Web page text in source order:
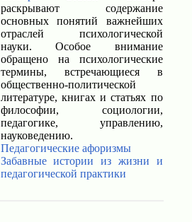
раскрывают содержание
основных понятий важнейших
отраслей психологической
науки. Особое внимание
обращено на психологические
термины, встречающиеся в
общественно-политической
литературе, книгах и статьях по
философии, социологии,
педагогике, управлению,
науковедению.
Педагогические афоризмы
Забавные истории из жизни и
педагогической практики